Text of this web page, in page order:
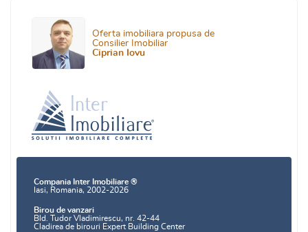
Oferta imobiliara propusa de
Consilier Imobiliar
Ciprian Iovu
Compania Inter Imobiliare ®
Iasi, Romania, 2002-2026
Birou de vanzari
Bld. Tudor Vladimirescu, nr. 42-44
Cladirea de birouri Expert Building Center